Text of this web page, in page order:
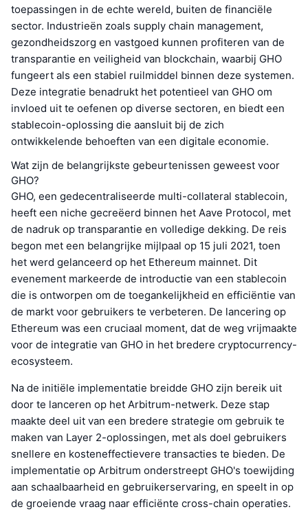
toepassingen in de echte wereld, buiten de financiële
sector. Industrieën zoals supply chain management,
gezondheidszorg en vastgoed kunnen profiteren van de
transparantie en veiligheid van blockchain, waarbij GHO
fungeert als een stabiel ruilmiddel binnen deze systemen.
Deze integratie benadrukt het potentieel van GHO om
invloed uit te oefenen op diverse sectoren, en biedt een
stablecoin-oplossing die aansluit bij de zich
ontwikkelende behoeften van een digitale economie.
Wat zijn de belangrijkste gebeurtenissen geweest voor
GHO?
GHO, een gedecentraliseerde multi-collateral stablecoin,
heeft een niche gecreëerd binnen het Aave Protocol, met
de nadruk op transparantie en volledige dekking. De reis
begon met een belangrijke mijlpaal op 15 juli 2021, toen
het werd gelanceerd op het Ethereum mainnet. Dit
evenement markeerde de introductie van een stablecoin
die is ontworpen om de toegankelijkheid en efficiëntie van
de markt voor gebruikers te verbeteren. De lancering op
Ethereum was een cruciaal moment, dat de weg vrijmaakte
voor de integratie van GHO in het bredere cryptocurrency-
ecosysteem.
Na de initiële implementatie breidde GHO zijn bereik uit
door te lanceren op het Arbitrum-netwerk. Deze stap
maakte deel uit van een bredere strategie om gebruik te
maken van Layer 2-oplossingen, met als doel gebruikers
snellere en kosteneffectievere transacties te bieden. De
implementatie op Arbitrum onderstreept GHO's toewijding
aan schaalbaarheid en gebruikerservaring, en speelt in op
de groeiende vraag naar efficiënte cross-chain operaties.